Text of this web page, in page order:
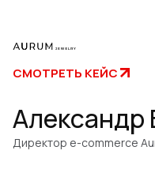
СМОТРЕТЬ КЕЙС
Александр
Директор e-commerce